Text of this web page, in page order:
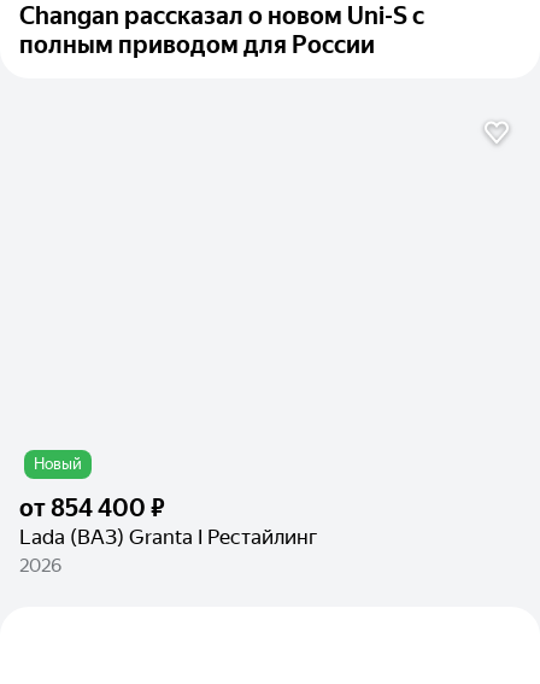
Changan рассказал о новом Uni-S с
полным приводом для России
Новый
от854 400 ₽
Lada (ВАЗ) Granta I Рестайлинг
2026